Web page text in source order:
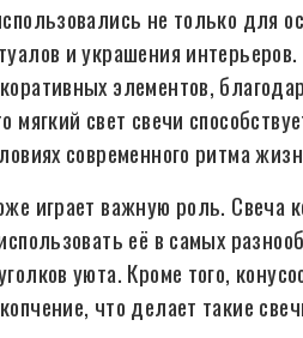
не только для
и украшения
элементов,
мягкий свет свечи
современного ритма
играет важную роль. Свеча
её в самых
уюта. Кроме того,
что делает такие